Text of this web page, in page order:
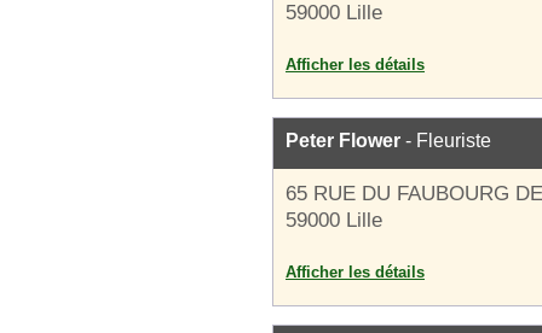
59000 Lille
Afficher les détails
Peter Flower - Fleuriste
65 RUE DU FAUBOURG
59000 Lille
Afficher les détails